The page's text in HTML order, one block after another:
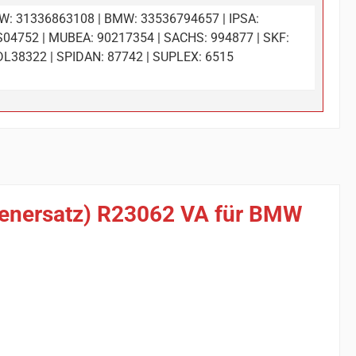
31336863108 | BMW: 33536794657 | IPSA:
| MUBEA: 90217354 | SACHS: 994877 | SKF:
| SPIDAN: 87742 | SUPLEX: 6515
R23062 VA für BMW